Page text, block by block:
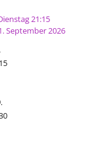
21:15
September 2026